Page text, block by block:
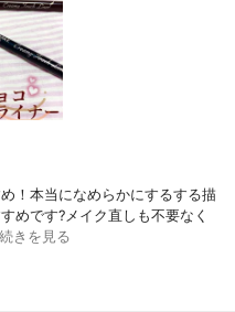
！本当になめらかにするする描
めです?メイク直しも不要なく
続きを見る